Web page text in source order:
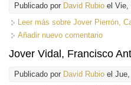
Publicado por David Rubio el Vie,
Leer más sobre Jover Pierrón,
Añadir nuevo comentario
Jover Vidal, Francisco
Publicado por David Rubio el